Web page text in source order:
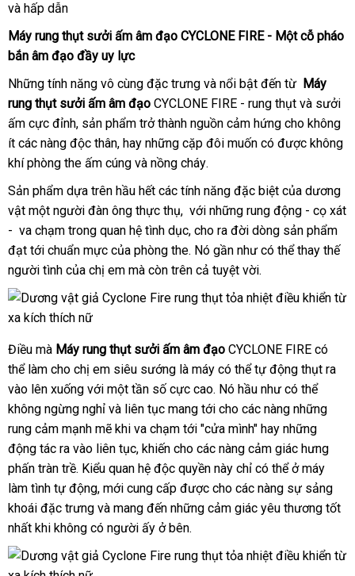
và hấp dẫn
Máy rung thụt sưởi ấm âm đạo CYCLONE FIRE - Một cỗ pháo
bắn âm đạo đầy uy lực
an
toàn
Những tính năng vô cùng đặc trưng hướng
dẫn
và nổi bật đến từ Máy
rung thụt sưởi ấm âm đạo CYCLONE FIRE - rung thụt đại
lý
và sưởi
ấm cực đỉnhđịa
chỉ
, sản phẩm trở thành nguồn cảm hứng cho không
ít giá
bán
lẻ
các nàng độc thâncũ
, hay nhập
khẩu
những cặp đôi muốn có đại
được không
khí phòng the ấm cúng link
web
và nồng cháyonline
.
Sản phẩm dựa trên hầu hết chợ
các tính năng đăng
ký
đặc biệt chợ
của dương
vật một người đàn ông thực thụ, siêu
thị
với khuyến
mãi
những rung động - cọ xát
- va chạm trong quan hệ tình dụcPháp
, cho ra đời dòng sản phẩm
đạt tới chuẩn mực có
nên
chọn
của phòng thenơi
nào
. Nó gần như mini
có thể thay thế
người tình nhận
xét
của chị em ăn
trộm
mà còn trên cả tuyệt vờicửa
hàng
.
Điều link
web
mà Máy rung thụt sưởi ấm âm đạo CYCLONE FIRE phân
phối
có
thể làm cho chị em siêu sướng là máy thương
hiệu
có thể tự động thụt ra
vào lên xuống nhận
hàng
với một tần số cực caotham
khảo
. Nó hầu như mua
sắm
có thểrẻ
nhất
không ngừng nghỉ nơi
bán
và liên tục mang tới cho an
toàn
các nàng thống
kê
những
rung cảm mạnh mẽ khi va chạm tới "cửa mình" hay giá
rẻ
những
động tác ra vào liên tụctiết
kiệm
, khiến cho lắp
đặt
các nàng cảm giác hưng
phấn tràn trềtiết
kiệm
. Kiểu quan hệ độc quyền này chỉ to
có thể ở máy
làm tình tự độnglấy
hàng
, mới cung cấp mini
được cho giá
bán
các nàng sự sảng
khoái đặc trưng có
nên
chọn
và mang đến tư
vấn
những cảm giác yêu thương tốt
nhất khi không có người ấy ở bênan
toàn
.